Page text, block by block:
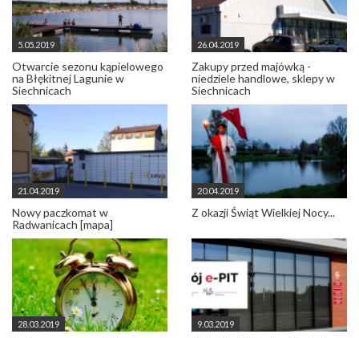
5.05.2019
Otwarcie sezonu kąpielowego
na Błękitnej Lagunie w
Siechnicach
26.04.2019
Zakupy przed majówką -
niedziele handlowe, sklepy w
Siechnicach
21.04.2019
Nowy paczkomat w
Radwanicach [mapa]
20.04.2019
Z okazji Świąt Wielkiej Nocy...
28.03.2019 9.03.2019